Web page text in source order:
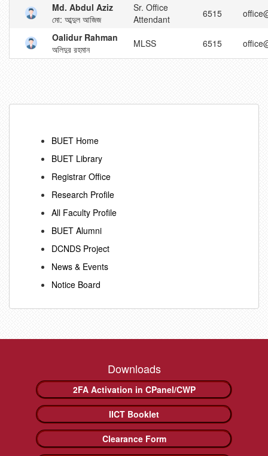
Md. Abdul Aziz
মো: আব্দুল আজিজ
Sr. Office
Attendant
6515
Oalidur Rahman
অলিদুর রহমান
MLSS 6515
BUET Home
BUET Library
Registrar Office
Research Profile
All Faculty Profile
BUET Alumni
DCNDS Project
News & Events
Notice Board
Downloads
2FA Activation in CPanel/CWP
IICT Booklet
Clearance Form